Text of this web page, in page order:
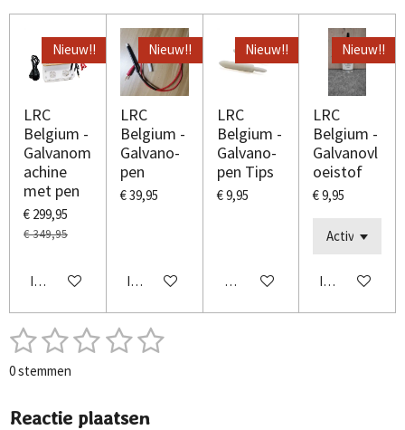
Nieuw!!
LRC
Belgium -
Galvanom
achine
met pen
€ 299,95
€ 349,95
In winkelwagen
Nieuw!!
LRC
Belgium -
Galvano-
pen
€ 39,95
In winkelwagen
Nieuw!!
LRC
Belgium -
Galvano-
pen Tips
€ 9,95
Houd mij op de hoogte
Nieuw!!
LRC
Belgium -
Galvanovl
oeistof
€ 9,95
In
R
t
n
1
s
2
s
3 4 5
S
0 stemmen
Reactie plaatsen